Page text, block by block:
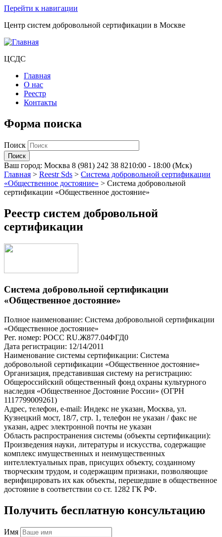
Перейти к навигации
Центр систем добровольной сертификации в Москве
ЦСДС
Главная
О нас
Реестр
Контакты
Форма поиска
Поиск
Ваш город: Москва 8 (981) 242 38 8210:00 - 18:00 (Мск)
Главная > Reestr Sds > Система добровольной сертификации
«Общественное достояние» > Система добровольной
сертификации «Общественное достояние»
Реестр систем добровольной
сертификации
Система добровольной сертификации
«Общественное достояние»
Полное наименование: Система добровольной сертификации
«Общественное достояние»
Рег. номер: РОСС RU.Ж877.04ФГД0
Дата регистрации: 12/14/2011
Наименование системы сертификации: Система
добровольной сертификации «Общественное достояние»
Организация, представившая систему на регистрацию:
Общероссийский общественный фонд охраны культурного
наследия «Общественное Достояние России» (ОГРН
1117799009261)
Адрес, телефон, e-mail: Индекс не указан, Москва, ул.
Кузнецкий мост, 18/7, стр. 1, телефон не указан / факс не
указан, адрес электронной почты не указан
Область распространения системы (объекты сертификации):
Произведения науки, литературы и искусства, содержащие
комплекс имущественных и неимущественных
интеллектуальных прав, присущих объекту, созданному
творческим трудом, и содержащим признаки, позволяющие
верифицировать их как объекты, перешедшие в общественное
достояние в соответствии со ст. 1282 ГК РФ.
Получить бесплатную консультацию
Имя